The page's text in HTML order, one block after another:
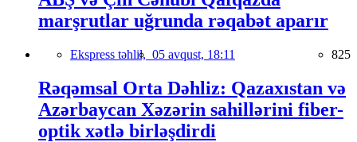
marşrutlar uğrunda rəqabət aparır
Ekspress təhlil, 05 avqust, 18:11 825
Rəqəmsal Orta Dəhliz: Qazaxıstan və
Azərbaycan Xəzərin sahillərini fiber-
optik xətlə birləşdirdi